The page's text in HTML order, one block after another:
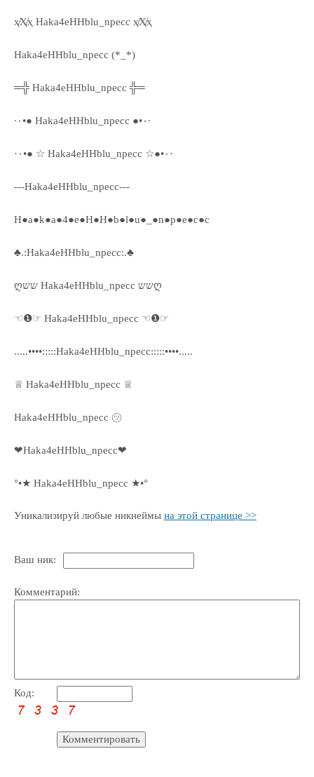
ҳ̸Ҳ̸ҳ Haka4eHHblu_npecc ҳ̸Ҳ̸ҳ
Haka4eHHblu_npecc (*_*)
═╬ Haka4eHHblu_npecc ╬═
·٠•● Haka4eHHblu_npecc ●•٠·
·٠•● ☆ Haka4eHHblu_npecc ☆●•٠·
---Haka4eHHblu_npecc---
H●a●k●a●4●e●H●H●b●l●u●_●n●p●e●c●c
♣.:Haka4eHHblu_npecc:.♣
ღשש Haka4eHHblu_npecc ששღ
☜❶☞ Haka4eHHblu_npecc ☜❶☞
.....••••:::::Haka4eHHblu_npecc:::::••••.....
♕ Haka4eHHblu_npecc ♕
Haka4eHHblu_npecc ㋡
❤Haka4eHHblu_npecc❤
°•★ Haka4eHHblu_npecc ★•°
Уникализируй любые никнеймы на этой странице >>
Ваш ник:
Комментарий:
Код: